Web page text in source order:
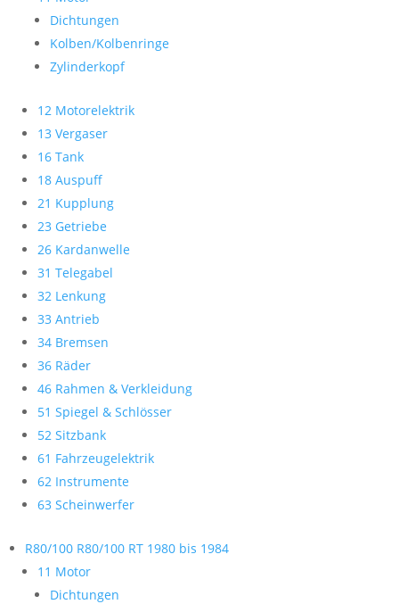
Dichtungen
Kolben/Kolbenringe
Zylinderkopf
12 Motorelektrik
13 Vergaser
16 Tank
18 Auspuff
21 Kupplung
23 Getriebe
26 Kardanwelle
31 Telegabel
32 Lenkung
33 Antrieb
34 Bremsen
36 Räder
46 Rahmen & Verkleidung
51 Spiegel & Schlösser
52 Sitzbank
61 Fahrzeugelektrik
62 Instrumente
63 Scheinwerfer
R80/100 R80/100 RT 1980 bis 1984
11 Motor
Dichtungen